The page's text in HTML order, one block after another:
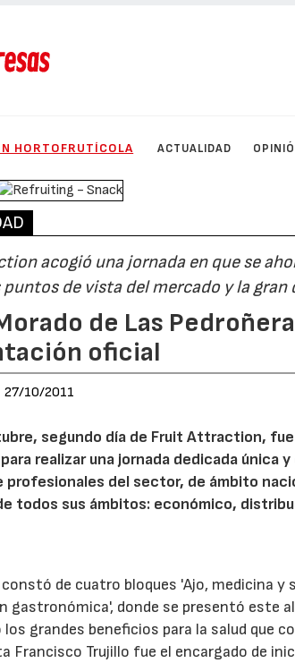
HORTOFRUTÍCOLA ACTUALIDAD
acogió una jornada en que se
puntos de vista del mercado y la
de Las
oficial
27/10/2011
segundo día de Fruit Attraction,
para realizar una jornada dedicada única
profesionales del sector, de ámbito
todos sus ámbitos: económico,
de cuatro bloques 'Ajo, medicina y
gastronómica', donde se presentó este
grandes beneficios para la salud que
Francisco Trujillo fue el encargado de